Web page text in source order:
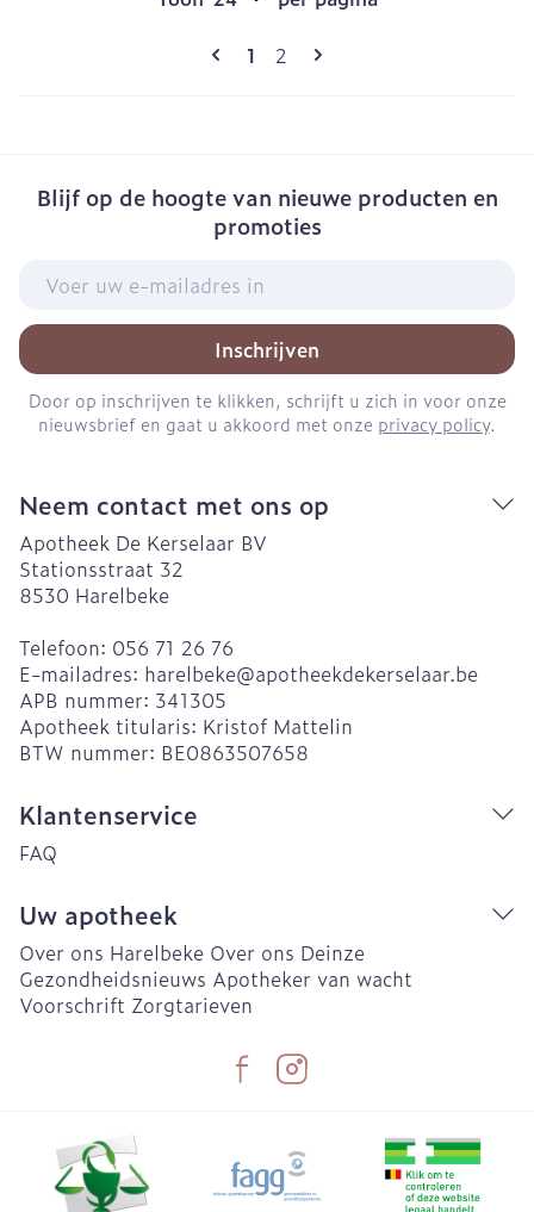
Pagina's
U lees momenteel pagina
1 Pagina
2
Blijf op de hoogte van nieuwe producten en
promoties
Inschrijven
Door op inschrijven te klikken, schrijft u zich in voor onze
nieuwsbrief en gaat u akkoord met onze privacy policy.
Neem contact met ons op
Apotheek De Kerselaar BV
Stationsstraat 32
8530 Harelbeke
Telefoon: 056 71 26 76
E-mailadres: harelbeke@apotheekdekerselaar.be
APB nummer: 341305
Apotheek titularis: Kristof Mattelin
BTW nummer: BE0863507658
Klantenservice
FAQ
Uw apotheek
Over ons Harelbeke Over ons Deinze
Gezondheidsnieuws Apotheker van wacht
Voorschrift Zorgtarieven